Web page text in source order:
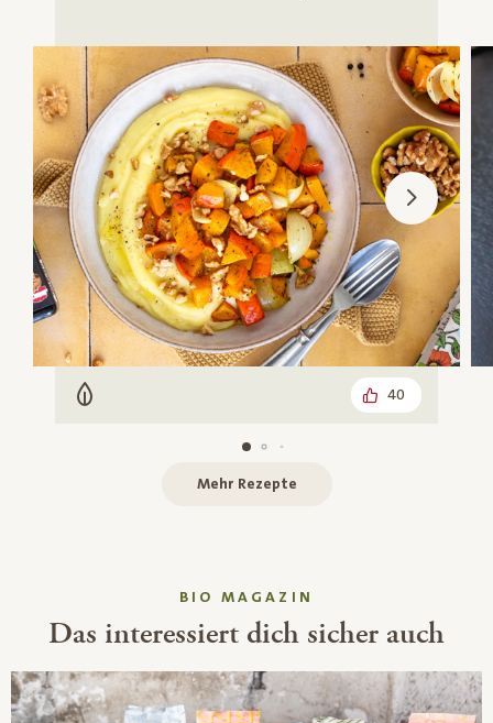
Vegetarisch 40
Mehr Rezepte
BIO MAGAZIN
Das interessiert dich sicher auch